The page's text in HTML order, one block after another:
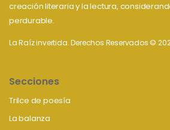
creación literaria y la lectura,
perdurable.
La Raíz invertida. Derechos Reservados ©
Secciones
Trilce de poesía
La balanza